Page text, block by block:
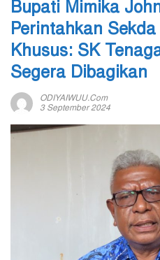
Bupati Mimika
Perintahkan
Khusus: SK
Segera Dibagikan
ODIYAIWUU.com
3 September 2024